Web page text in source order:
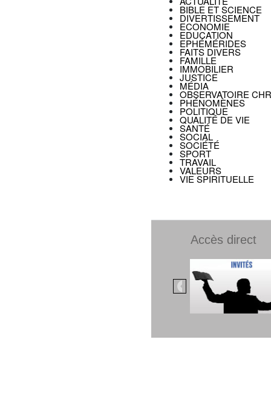
BIBLE ET SCIENCE
DIVERTISSEMENT
ECONOMIE
EDUCATION
EPHÉMÉRIDES
FAITS DIVERS
FAMILLE
IMMOBILIER
JUSTICE
MÉDIA
OBSERVATOIRE
PHÉNOMÈNES
POLITIQUE
QUALITÉ DE VIE
SANTÉ
SOCIAL
SOCIÉTÉ
SPORT
TRAVAIL
VALEURS
VIE SPIRITUELLE
Accès direct